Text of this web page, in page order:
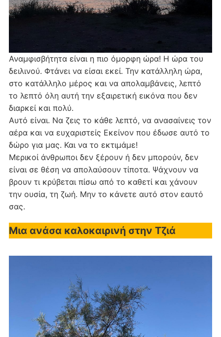
Αναμφισβήτητα είναι η πιο όμορφη ώρα! Η ώρα του
δειλινού. Φτάνει να είσαι εκεί. Την κατάλληλη ώρα,
στο κατάλληλο μέρος και να απολαμβάνεις, λεπτό
το λεπτό όλη αυτή την εξαιρετική εικόνα που δεν
διαρκεί και πολύ.
Αυτό είναι. Να ζεις το κάθε λεπτό, να ανασαίνεις τον
αέρα και να ευχαριστείς Εκείνον που έδωσε αυτό το
δώρο για μας. Και να το εκτιμάμε!
Μερικοί άνθρωποι δεν ξέρουν ή δεν μπορούν, δεν
είναι σε θέση να απολαύσουν τίποτα. Ψάχνουν να
βρουν τι κρύβεται πίσω από το καθετί και χάνουν
την ουσία, τη ζωή. Μην το κάνετε αυτό στον εαυτό
σας.
Μια ανάσα καλοκαιρινή στην Τζιά